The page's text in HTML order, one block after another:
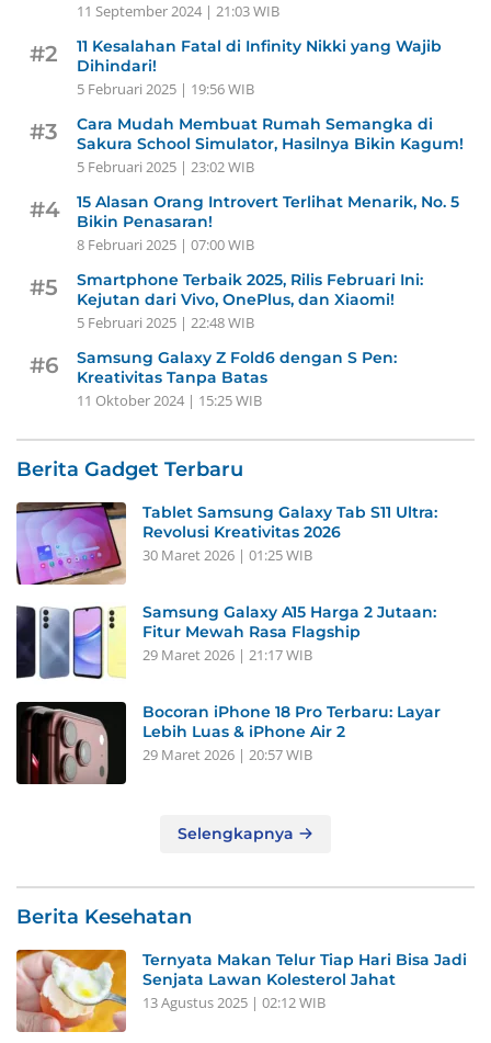
11 September 2024 | 21:03 WIB
#2
11 Kesalahan Fatal di Infinity Nikki yang Wajib
Dihindari!
5 Februari 2025 | 19:56 WIB
#3
Cara Mudah Membuat Rumah Semangka di
Sakura School Simulator, Hasilnya Bikin Kagum!
5 Februari 2025 | 23:02 WIB
#4
15 Alasan Orang Introvert Terlihat Menarik, No. 5
Bikin Penasaran!
8 Februari 2025 | 07:00 WIB
#5
Smartphone Terbaik 2025, Rilis Februari Ini:
Kejutan dari Vivo, OnePlus, dan Xiaomi!
5 Februari 2025 | 22:48 WIB
#6
Samsung Galaxy Z Fold6 dengan S Pen:
Kreativitas Tanpa Batas
11 Oktober 2024 | 15:25 WIB
Berita Gadget Terbaru
Tablet Samsung Galaxy Tab S11 Ultra:
Revolusi Kreativitas 2026
30 Maret 2026 | 01:25 WIB
Samsung Galaxy A15 Harga 2 Jutaan:
Fitur Mewah Rasa Flagship
29 Maret 2026 | 21:17 WIB
Bocoran iPhone 18 Pro Terbaru: Layar
Lebih Luas & iPhone Air 2
29 Maret 2026 | 20:57 WIB
Selengkapnya
Berita Kesehatan
Ternyata Makan Telur Tiap Hari Bisa Jadi
Senjata Lawan Kolesterol Jahat
13 Agustus 2025 | 02:12 WIB